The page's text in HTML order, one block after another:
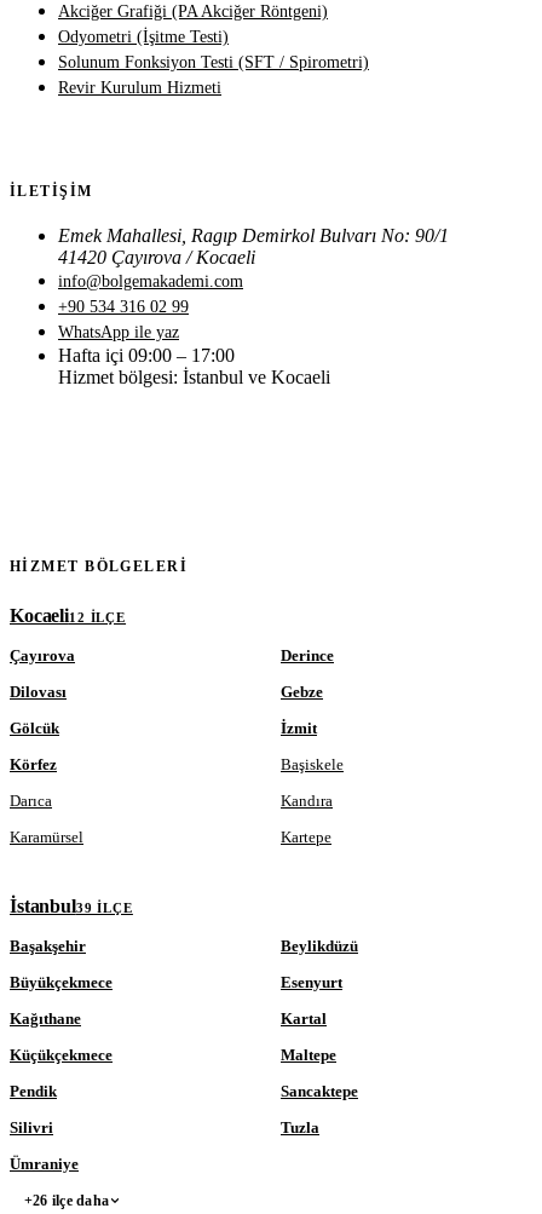
Akciğer Grafiği (PA Akciğer Röntgeni)
Odyometri (İşitme Testi)
Solunum Fonksiyon Testi (SFT / Spirometri)
Revir Kurulum Hizmeti
İLETIŞIM
Emek Mahallesi, Ragıp Demirkol Bulvarı No: 90/1
41420 Çayırova / Kocaeli
info@bolgemakademi.com
+90 534 316 02 99
WhatsApp ile yaz
Hafta içi 09:00 – 17:00
Hizmet bölgesi: İstanbul ve Kocaeli
HIZMET BÖLGELERI
Kocaeli12 ILÇE
Çayırova
Derince
Dilovası
Gebze
Gölcük
İzmit
Körfez
Başiskele
Darıca
Kandıra
Karamürsel
Kartepe
İstanbul39 ILÇE
Başakşehir
Beylikdüzü
Büyükçekmece
Esenyurt
Kağıthane
Kartal
Küçükçekmece
Maltepe
Pendik
Sancaktepe
Silivri
Tuzla
Ümraniye
+26 ilçe daha